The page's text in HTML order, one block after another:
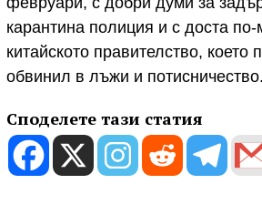
карантина полиция и с доста
китайското правителство, което
обвинил в лъжи и потисничество.
Споделете тази статия